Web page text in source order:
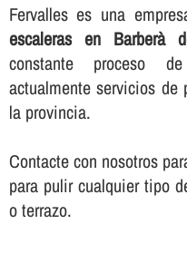
Fervalles es una
escaleras en Barberà
constante proceso
actualmente servicios
la provincia.
Contacte con nosotros
para pulir cualquier tipo
o terrazo.